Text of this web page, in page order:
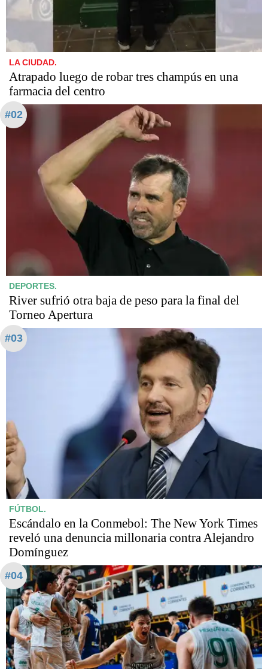
LA CIUDAD.
Atrapado luego de robar tres champús en una
farmacia del centro
#02
DEPORTES.
River sufrió otra baja de peso para la final del
Torneo Apertura
#03
FÚTBOL.
Escándalo en la Conmebol: The New York Times
reveló una denuncia millonaria contra Alejandro
Domínguez
#04